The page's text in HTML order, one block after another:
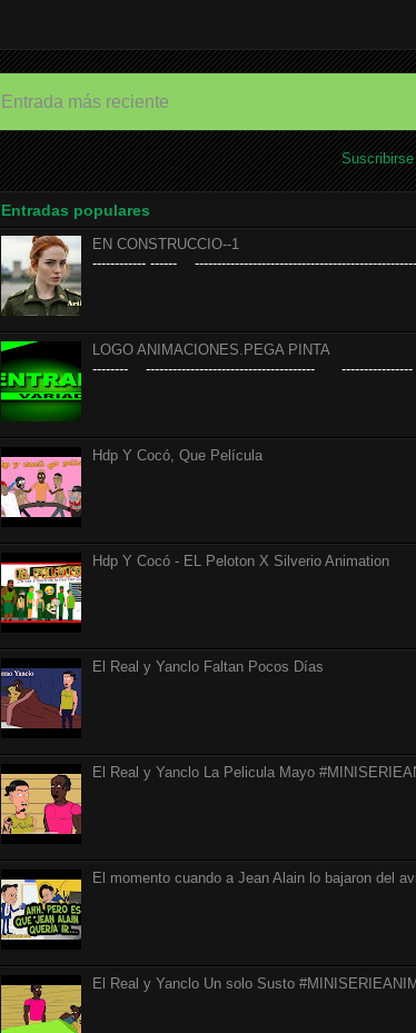
Entrada más reciente
Entradas populares
EN CONSTRUCCIO--1
------------ ------
LOGO ANIMACIONES.PEGA PINTA
-------- -------------------------------------- ----------------
Hdp Y Cocó, Que Película
Hdp Y Cocó - EL Peloton X Silverio Animation
El Real y Yanclo Faltan Pocos Días
El Real y Yanclo La Pelicula Mayo
El momento cuando a Jean Alain lo bajaron del
El Real y Yanclo Un solo Susto